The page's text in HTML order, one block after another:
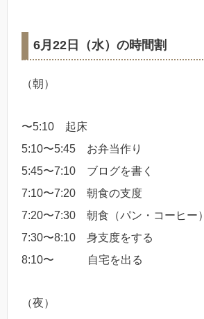
6月22日（水）の時間割
（朝）
〜5:10 起床
5:10〜5:45 お弁当作り
5:45〜7:10 ブログを書く
7:10〜7:20 朝食の支度
7:20〜7:30 朝食（パン・コーヒー）
7:30〜8:10 身支度をする
8:10〜 自宅を出る
（夜）